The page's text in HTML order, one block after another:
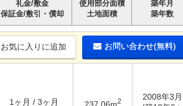
礼金/敷金
保証金/敷引・償却
使用部分面積
土地面積
築年月
築年数
お気に入りに追加 お問い合わせ(無料)
1ヶ月 / 3ヶ月
237.06m2
2008年3月